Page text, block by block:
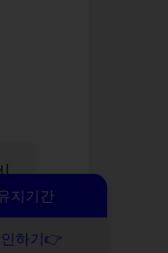
지기간
인하기👉